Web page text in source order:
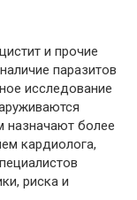
и прочие
паразитов
исследование
назначают более
кардиолога,
риска и